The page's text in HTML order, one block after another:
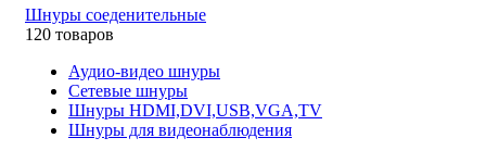
Шнуры соеденительные
120 товаров
Аудио-видео шнуры
Сетевые шнуры
Шнуры HDMI,DVI,USB,VGA,TV
Шнуры для видеонаблюдения